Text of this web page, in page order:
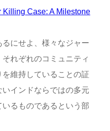
Case: A Milestone
にせよ、様々なジャー
れぞれのコミュニティ
維持していることの証
インドならではの多元
るものであるという部